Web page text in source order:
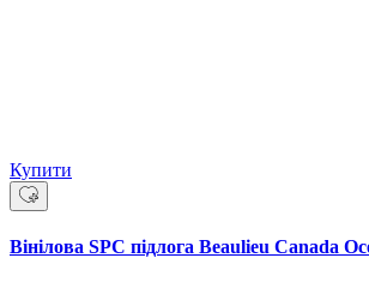
Купити
Вінілова SPC підлога Beaulieu Canada